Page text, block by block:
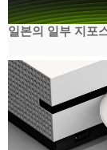
일본의 일부 지포